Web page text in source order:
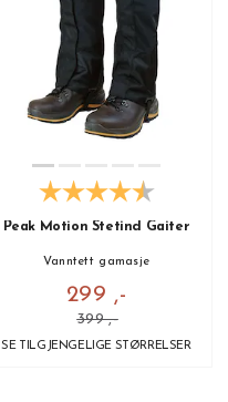
Peak Motion Stetind Gaiter
Vanntett gamasje
299 ,-
399 ,-
SE TILGJENGELIGE STØRRELSER